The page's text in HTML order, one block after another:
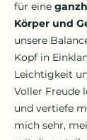
für eine
Körper und
unsere
Kopf in
Leichtigkeit
Voller Freude
und vertiefe
mich sehr,